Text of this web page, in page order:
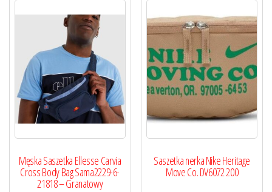
Męska Saszetka Ellesse Carvia
Cross Body Bag Sama2229-6-
21818 – Granatowy
Saszetka nerka Nike Heritage
Move Co. DV6072 200